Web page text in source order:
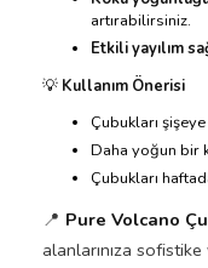
artırabilirsiniz.
Etkili yayılım
💡 Kullanım Önerisi
Çubukları
Daha yoğun bir
Çubukları
📍 Pure Volcano
alanlarınıza